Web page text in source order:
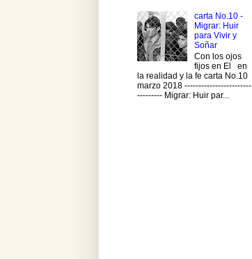
carta No.10 -
Migrar: Huir
para Vivir y
Soñar
Con los ojos
fijos en El en
la realidad y la fe carta No.10
marzo 2018 ------------------------
--------- Migrar: Huir par...